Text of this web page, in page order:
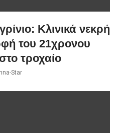
Κλινικά νεκρή
του 21χρονου
τροχαίο
Star